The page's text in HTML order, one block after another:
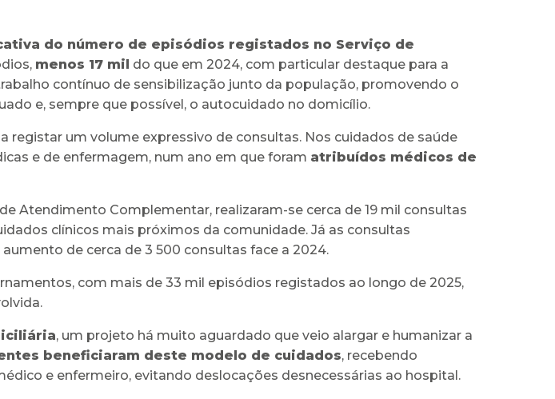
do número de episódios registados no Serviço de
menos 17 mil do que em 2024, com particular destaque para a
contínuo de sensibilização junto da população, promovendo o
e, sempre que possível, o autocuidado no domicílio.
um volume expressivo de consultas. Nos cuidados de saúde
e de enfermagem, num ano em que foram atribuídos médicos de
Atendimento Complementar, realizaram-se cerca de 19 mil consultas
clínicos mais próximos da comunidade. Já as consultas
de cerca de 3 500 consultas face a 2024.
com mais de 33 mil episódios registados ao longo de 2025,
, um projeto há muito aguardado que veio alargar e humanizar a
beneficiaram deste modelo de cuidados, recebendo
e enfermeiro, evitando deslocações desnecessárias ao hospital.